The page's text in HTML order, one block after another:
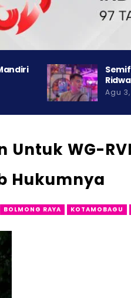
Agu
Untuk WG-
Hukumnya
BOLMONG RAYA KOTAMOBAGU